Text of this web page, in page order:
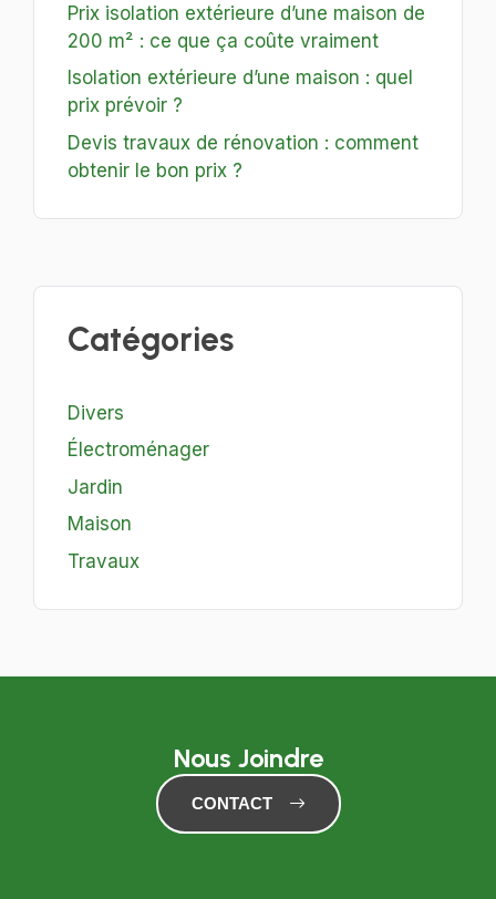
Prix isolation extérieure d’une maison de
200 m² : ce que ça coûte vraiment
Isolation extérieure d’une maison : quel
prix prévoir ?
Devis travaux de rénovation : comment
obtenir le bon prix ?
Catégories
Divers
Électroménager
Jardin
Maison
Travaux
Nous Joindre
CONTACT